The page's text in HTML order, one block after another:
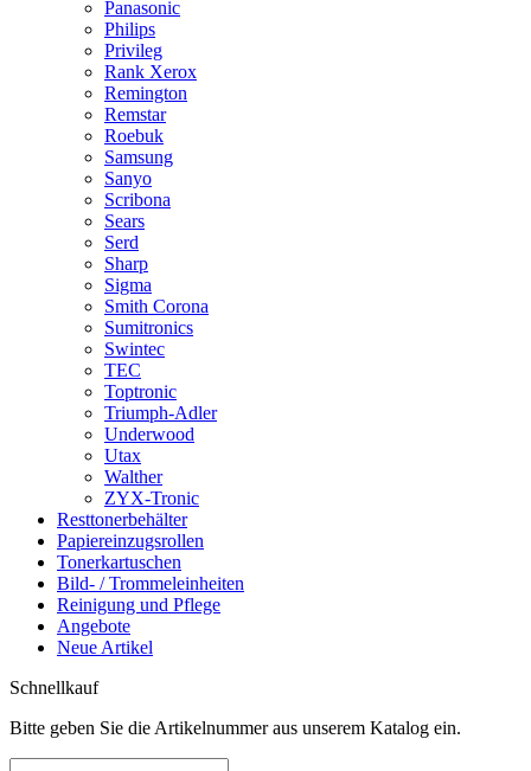
Panasonic
Philips
Privileg
Rank Xerox
Remington
Remstar
Roebuk
Samsung
Sanyo
Scribona
Sears
Serd
Sharp
Sigma
Smith Corona
Sumitronics
Swintec
TEC
Toptronic
Triumph-Adler
Underwood
Utax
Walther
ZYX-Tronic
Resttonerbehälter
Papiereinzugsrollen
Tonerkartuschen
Bild- / Trommeleinheiten
Reinigung und Pflege
Angebote
Neue Artikel
Schnellkauf
Bitte geben Sie die Artikelnummer aus unserem Katalog ein.